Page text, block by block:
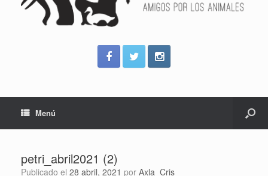
Menú
petri_abril2021 (2)
Publicado el 28 abril, 2021 por Axla_Cris